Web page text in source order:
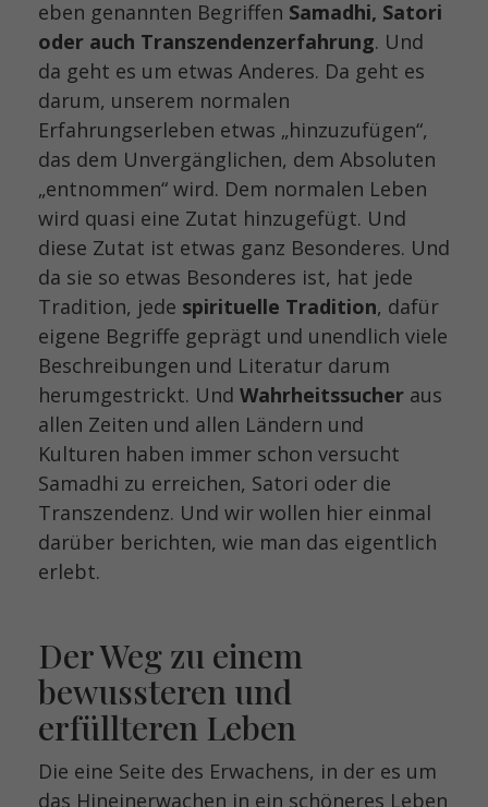
eben genannten Begriffen Samadhi, Satori
oder auch Transzendenzerfahrung. Und
da geht es um etwas Anderes. Da geht es
darum, unserem normalen
Erfahrungserleben etwas „hinzuzufügen“,
das dem Unvergänglichen, dem Absoluten
„entnommen“ wird. Dem normalen Leben
wird quasi eine Zutat hinzugefügt. Und
diese Zutat ist etwas ganz Besonderes. Und
da sie so etwas Besonderes ist, hat jede
Tradition, jede spirituelle Tradition, dafür
eigene Begriffe geprägt und unendlich viele
Beschreibungen und Literatur darum
herumgestrickt. Und Wahrheitssucher aus
allen Zeiten und allen Ländern und
Kulturen haben immer schon versucht
Samadhi zu erreichen, Satori oder die
Transzendenz. Und wir wollen hier einmal
darüber berichten, wie man das eigentlich
erlebt.
Der Weg zu einem
bewussteren und
erfüllteren Leben
Die eine Seite des Erwachens, in der es um
das Hineinerwachen in ein schöneres Leben